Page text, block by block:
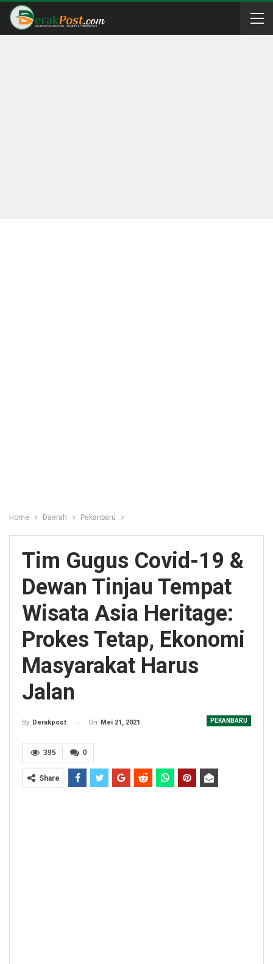
Home Daerah Pekanbaru
Tim Gugus Covid-19 &
Dewan Tinjau Tempat
Wisata Asia Heritage:
Prokes Tetap, Ekonomi
Masyarakat Harus
Jalan
PEKANBARU
By Derakpost On Mei 21, 2021
0
395
Share